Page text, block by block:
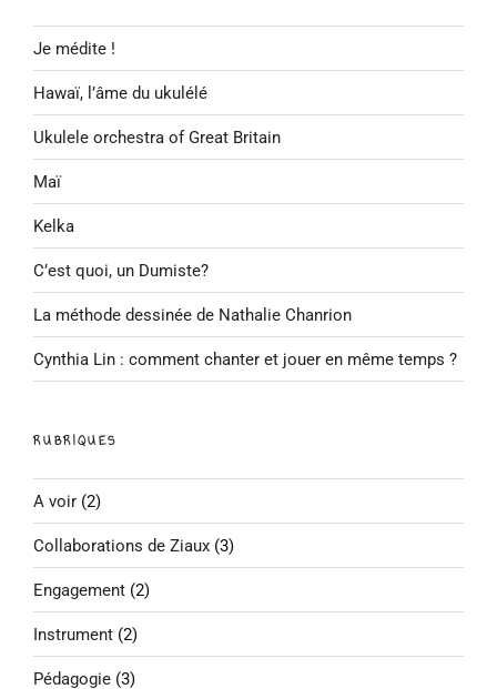
Je médite !
Hawaï, l’âme du ukulélé
Ukulele orchestra of Great Britain
Maï
Kelka
C’est quoi, un Dumiste?
La méthode dessinée de Nathalie Chanrion
Cynthia Lin : comment chanter et jouer en même temps ?
RUBRIQUES
A voir (2)
Collaborations de Ziaux (3)
Engagement (2)
Instrument (2)
Pédagogie (3)